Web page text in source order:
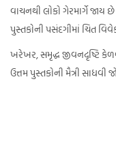
વાચનથી લોકો ગેરમાર્ગે
પુસ્તકોની પસંદગીમાં ચિત
ખરેખર, સમૃદ્ધ જીવનદૃષ્ટિ
ઉત્તમ પુસ્તકોની મૈત્રી સાધવી